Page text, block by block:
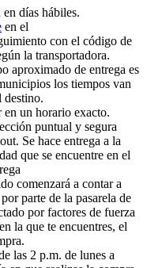
en días hábiles.
en el
con el código de
la transportadora.
aproximado de entrega es
los tiempos van
destino.
en un horario exacto.
puntual y segura
Se hace entrega a la
que se encuentre en el
comenzará a contar a
parte de la pasarela de
por factores de fuerza
la que te encuentres, el
las 2 p.m. de lunes a